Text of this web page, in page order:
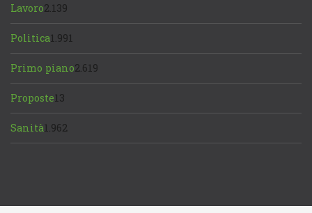
Lavoro2.139
Politica1.991
Primo piano2.619
Proposte13
Sanità1.962